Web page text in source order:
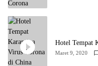
Hotel Tempat
Maret 9, 2020